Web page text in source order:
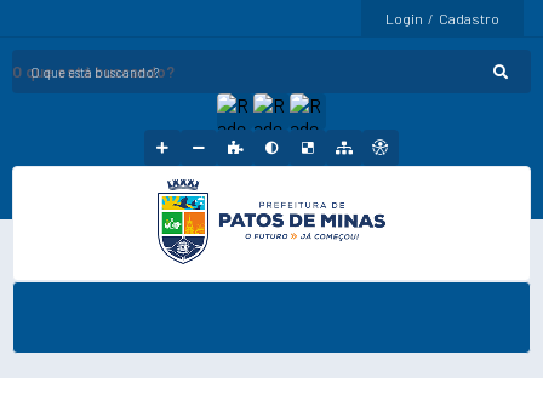
Login / Cadastro
O que está buscando?